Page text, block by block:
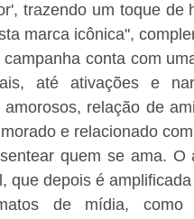
trazendo um toque
marca icônica",
conta com
até ativações e
amorosos, relação de
e relacionado
quem se ama.
que depois é